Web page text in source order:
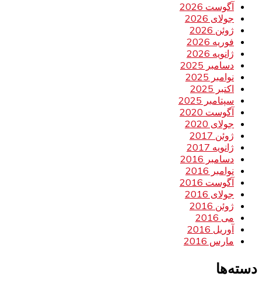
آگوست 2026
جولای 2026
ژوئن 2026
فوریه 2026
ژانویه 2026
دسامبر 2025
نوامبر 2025
اکتبر 2025
سپتامبر 2025
آگوست 2020
جولای 2020
ژوئن 2017
ژانویه 2017
دسامبر 2016
نوامبر 2016
آگوست 2016
جولای 2016
ژوئن 2016
می 2016
آوریل 2016
مارس 2016
دسته‌ها